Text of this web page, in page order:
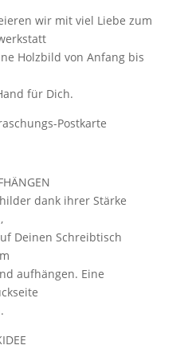
wir mit viel Liebe zum
Holzbild von Anfang bis
für Dich.
Postkarte
dank ihrer Stärke
Deinen Schreibtisch
aufhängen. Eine